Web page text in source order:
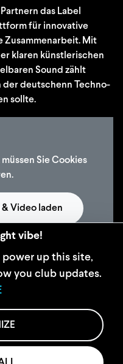
das Label
für innovative
Zusammenarbeit. Mit
klaren künstlerischen
Sound zählt
der deutschenn Techno-
sollte.
Sie Cookies
Video laden
vibe!
up this site,
you club updates.